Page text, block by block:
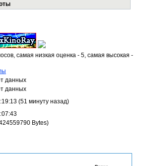
самая низкая оценка - 5, самая высокая -
данных
данных
(51 минуту назад)
Bytes)